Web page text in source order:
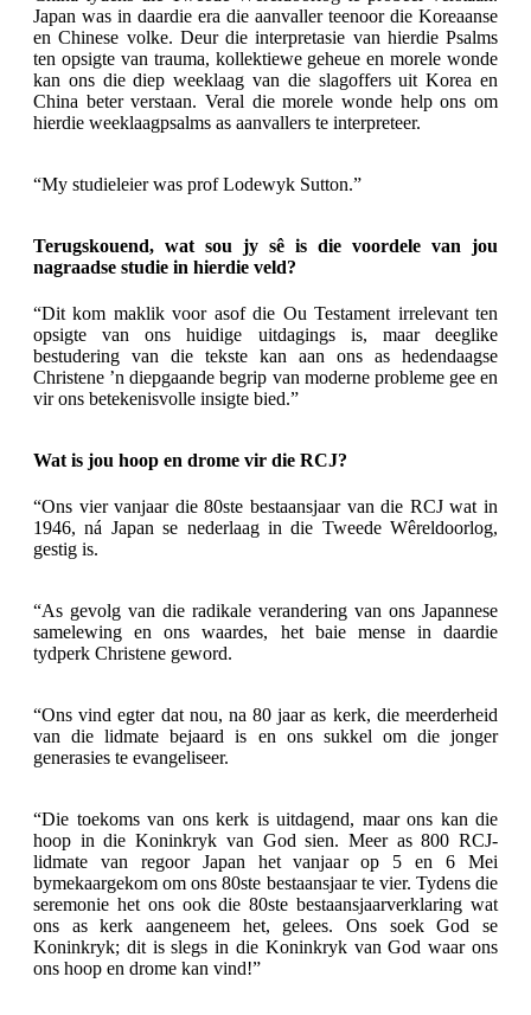
Japan was in daardie era die aanvaller teenoor die Koreaanse
en Chinese volke. Deur die interpretasie van hierdie Psalms
ten opsigte van trauma, kollektiewe geheue en morele wonde
kan ons die diep weeklaag van die slagoffers uit Korea en
China beter verstaan. Veral die morele wonde help ons om
hierdie weeklaagpsalms as aanvallers te interpreteer.
“My studieleier was prof Lodewyk Sutton.”
Terugskouend, wat sou jy sê is die voordele van jou
nagraadse studie in hierdie veld?
“Dit kom maklik voor asof die Ou Testament irrelevant ten
opsigte van ons huidige uitdagings is, maar deeglike
bestudering van die tekste kan aan ons as hedendaagse
Christene ’n diepgaande begrip van moderne probleme gee en
vir ons betekenisvolle insigte bied.”
Wat is jou hoop en drome vir die RCJ?
“Ons vier vanjaar die 80ste bestaansjaar van die RCJ wat in
1946, ná Japan se nederlaag in die Tweede Wêreldoorlog,
gestig is.
“As gevolg van die radikale verandering van ons Japannese
samelewing en ons waardes, het baie mense in daardie
tydperk Christene geword.
“Ons vind egter dat nou, na 80 jaar as kerk, die meerderheid
van die lidmate bejaard is en ons sukkel om die jonger
generasies te evangeliseer.
“Die toekoms van ons kerk is uitdagend, maar ons kan die
hoop in die Koninkryk van God sien. Meer as 800 RCJ-
lidmate van regoor Japan het vanjaar op 5 en 6 Mei
bymekaargekom om ons 80ste bestaansjaar te vier. Tydens die
seremonie het ons ook die 80ste bestaansjaarverklaring wat
ons as kerk aangeneem het, gelees. Ons soek God se
Koninkryk; dit is slegs in die Koninkryk van God waar ons
ons hoop en drome kan vind!”